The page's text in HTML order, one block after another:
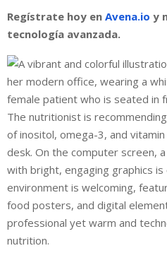
Regístrate hoy en Avena.io y
tecnología avanzada.